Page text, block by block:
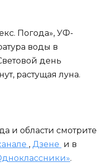
Погода», УФ-
воды в
день
растущая луна.
и области смотрите
, Дзене и в
.